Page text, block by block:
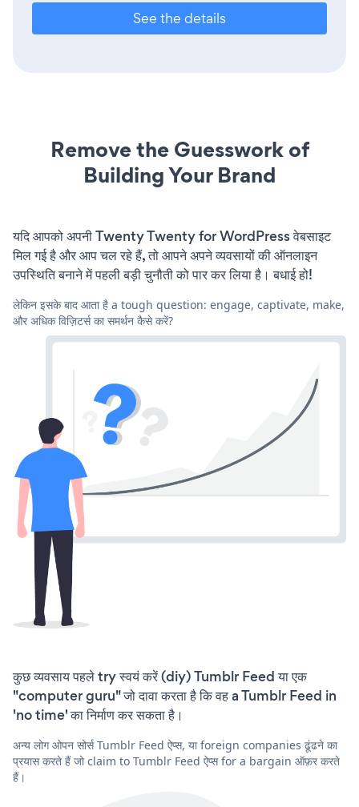
See the details
Remove the Guesswork of
Building Your Brand
यदि आपको अपनी Twenty Twenty for WordPress वेबसाइट
मिल गई है और आप चल रहे हैं, तो आपने अपने व्यवसायों की ऑनलाइन
उपस्थिति बनाने में पहली बड़ी चुनौती को पार कर लिया है। बधाई हो!
लेकिन इसके बाद आता है a tough question: engage, captivate, make,
और अधिक विज़िटर्स का समर्थन कैसे करें?
कुछ व्यवसाय पहले try स्वयं करें (diy) Tumblr Feed या एक
"computer guru" जो दावा करता है कि वह a Tumblr Feed in
'no time' का निर्माण कर सकता है।
अन्य लोग ओपन सोर्स Tumblr Feed ऐप्स, या foreign companies ढूंढने का
प्रयास करते हैं जो claim to Tumblr Feed ऐप्स for a bargain ऑफ़र करते
हैं।